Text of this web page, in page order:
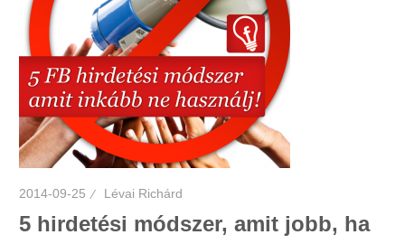
2014-09-25 Lévai Richárd
5 hirdetési módszer, amit jobb, ha